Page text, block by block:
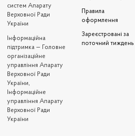
систем Апарату
Верховної Ради
України
Iнформаційна
підтримка — Головне
організаційне
управління Апарату
Верховної Ради
України,
Інформаційне
управління Апарату
Верховної Ради
України
Правила
оформлення
Зареєстровані за
поточний тиждень